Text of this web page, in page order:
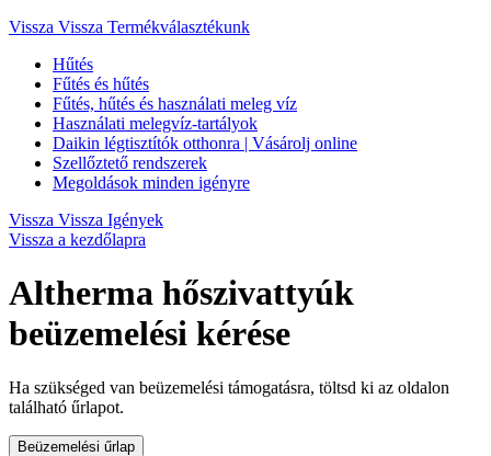
Vissza Vissza Termékválasztékunk
Hűtés
Fűtés és hűtés
Fűtés, hűtés és használati meleg víz
Használati melegvíz-tartályok
Daikin légtisztítók otthonra | Vásárolj online
Szellőztető rendszerek
Megoldások minden igényre
Vissza Vissza Igények
Vissza a kezdőlapra
Altherma hőszivattyúk
beüzemelési kérése
Ha szükséged van beüzemelési támogatásra, töltsd ki az oldalon
található űrlapot.
Beüzemelési űrlap